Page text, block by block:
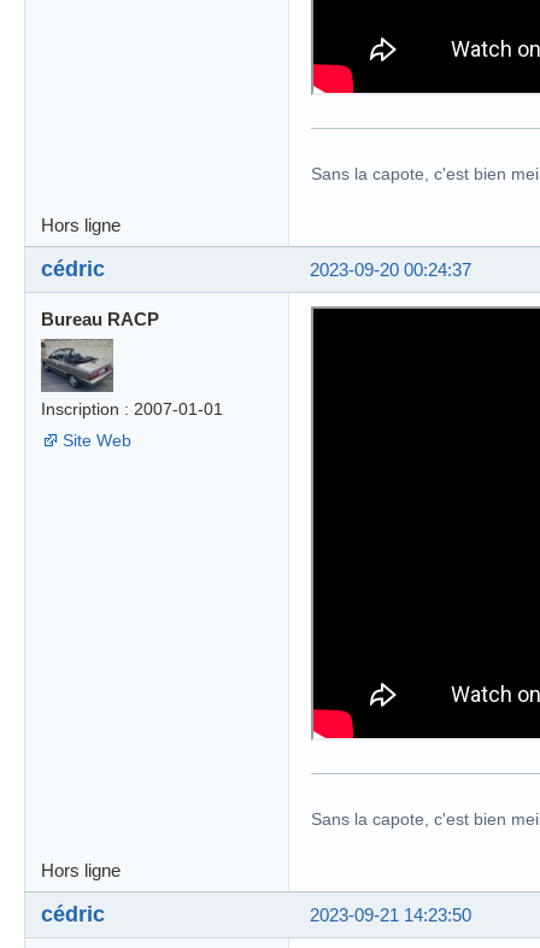
Sans la capote, c'est bien
Hors ligne
2023-09-20 00:24:37
cédric
Bureau RACP
Inscription : 2007-01-01
Site Web
Sans la capote, c'est bien
Hors ligne
2023-09-21 14:23:50
cédric